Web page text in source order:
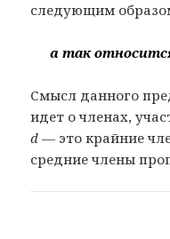
следующим
a так
Смысл данного
идет о членах,
d — это крайние
средние члены